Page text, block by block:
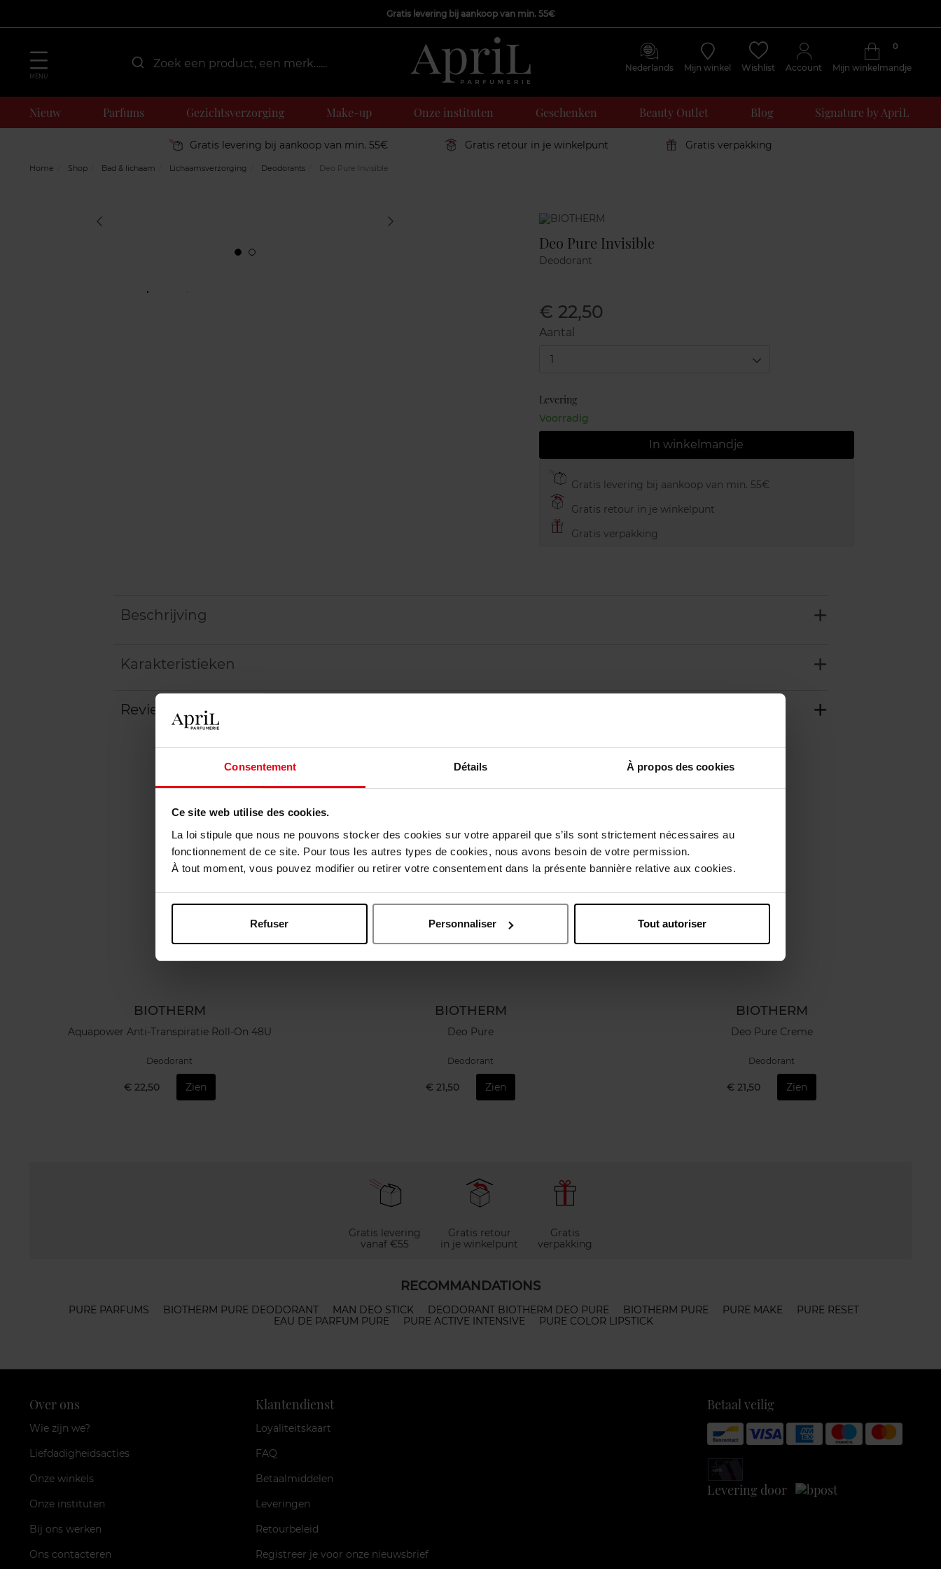
Consentement Détails À propos des cookies
Ce site web utilise des cookies.
La loi stipule que nous ne pouvons stocker des cookies sur votre appareil que s’ils sont strictement nécessaires au
fonctionnement de ce site. Pour tous les autres types de cookies, nous avons besoin de votre permission.
À tout moment, vous pouvez modifier ou retirer votre consentement dans la présente bannière relative aux cookies.
Refuser Personnaliser Tout autoriser
Gratis levering bij aankoop van min. 55€
MENU
Nederlands Mijn winkel Wishlist Account Mijn winkelmandje
0
Nieuw Parfums Gezichtsverzorging Make-up Onze instituten Geschenken Beauty Outlet Blog Signature by ApriL
Gratis levering bij aankoop van min. 55€ Gratis retour in je winkelpunt Gratis verpakking
Home Shop Bad & lichaam Lichaamsverzorging Deodorants Deo Pure Invisible
Marque
Deo Pure Invisible
Deodorant
€ 22,50
Aantal
1
Levering
Voorradig
In winkelmandje
Gratis levering bij aankoop van min. 55€
Gratis retour in je winkelpunt
Gratis verpakking
Beschrijving
Karakteristieken
Review Beleid inzake klantbeoordelingen
Nog iets vergeten ?
BIOTHERM
Aquapower Anti-Transpiratie Roll-On 48U
Deodorant
€ 22,50 Zien
BIOTHERM
Deo Pure
Deodorant
€ 21,50 Zien
BIOTHERM
Deo Pure Creme
Deodorant
€ 21,50 Zien
Gratis levering
vanaf €55
Gratis retour
in je winkelpunt
Gratis
verpakking
RECOMMANDATIONS
PURE PARFUMS BIOTHERM PURE DEODORANT MAN DEO STICK DEODORANT BIOTHERM DEO PURE BIOTHERM PURE PURE MAKE
PURE RESET
EAU DE PARFUM PURE
PURE ACTIVE INTENSIVE PURE COLOR LIPSTICK
Over ons
Wie zijn we?
Liefdadigheidsacties
Onze winkels
Onze instituten
Bij ons werken
Ons contacteren
Klantendienst
Loyaliteitskaart
FAQ
Betaalmiddelen
Leveringen
Retourbeleid
Registreer je voor onze nieuwsbrief
Betaal veilig
Levering door